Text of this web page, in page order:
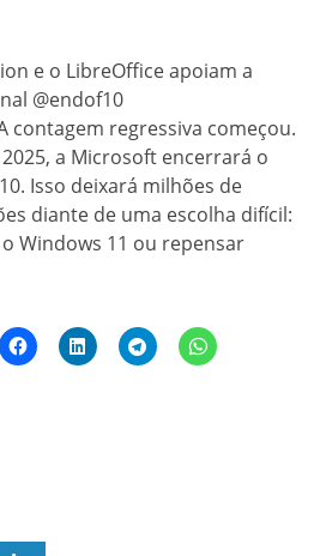
e o LibreOffice apoiam a
@endof10
contagem regressiva começou.
a Microsoft encerrará o
Isso deixará milhões de
diante de uma escolha difícil:
Windows 11 ou repensar